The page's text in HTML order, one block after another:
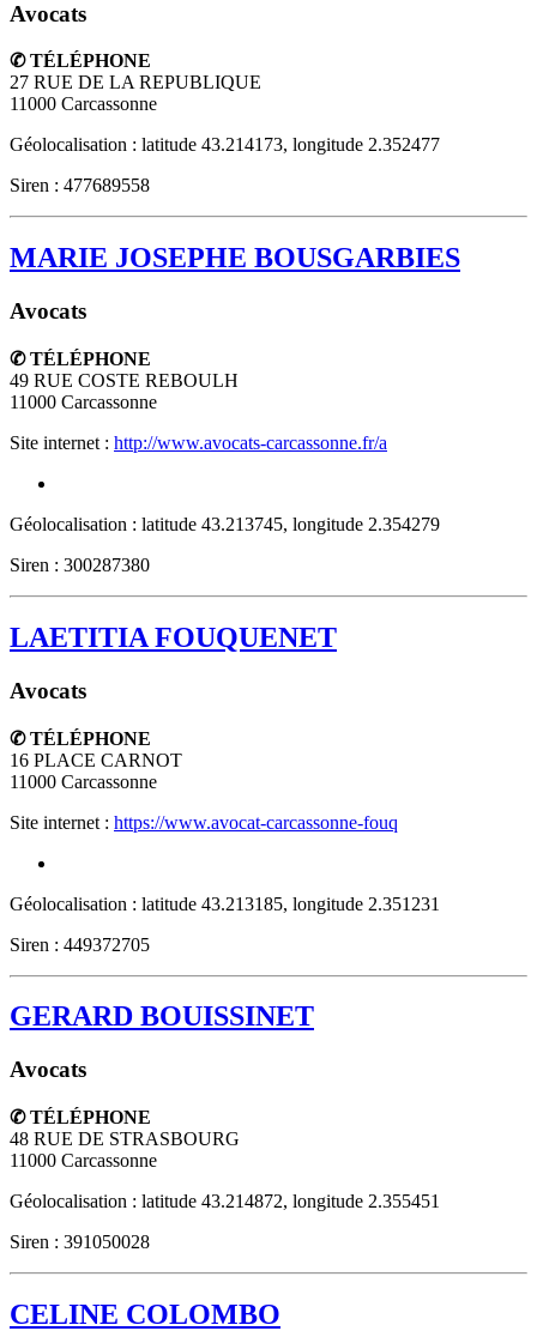
Avocats
✆ TÉLÉPHONE
27 RUE DE LA REPUBLIQUE
11000 Carcassonne
Géolocalisation : latitude 43.214173, longitude 2.352477
Siren : 477689558
MARIE JOSEPHE BOUSGARBIES
Avocats
✆ TÉLÉPHONE
49 RUE COSTE REBOULH
11000 Carcassonne
Site internet : http://www.avocats-carcassonne.fr/a
Géolocalisation : latitude 43.213745, longitude 2.354279
Siren : 300287380
LAETITIA FOUQUENET
Avocats
✆ TÉLÉPHONE
16 PLACE CARNOT
11000 Carcassonne
Site internet : https://www.avocat-carcassonne-fouq
Géolocalisation : latitude 43.213185, longitude 2.351231
Siren : 449372705
GERARD BOUISSINET
Avocats
✆ TÉLÉPHONE
48 RUE DE STRASBOURG
11000 Carcassonne
Géolocalisation : latitude 43.214872, longitude 2.355451
Siren : 391050028
CELINE COLOMBO